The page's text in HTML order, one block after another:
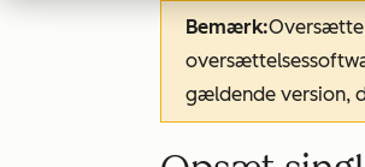
Bemærk:
gældende version,